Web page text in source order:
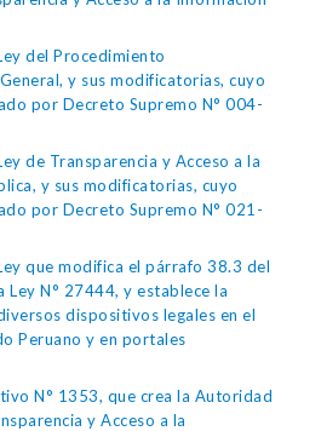
del Procedimiento
y sus modificatorias, cuyo
por Decreto Supremo N° 004-
de Transparencia y Acceso a la
y sus modificatorias, cuyo
por Decreto Supremo N° 021-
que modifica el párrafo 38.3 del
Ley N° 27444, y establece la
dispositivos legales en el
Peruano y en portales
N° 1353, que crea la Autoridad
y Acceso a la